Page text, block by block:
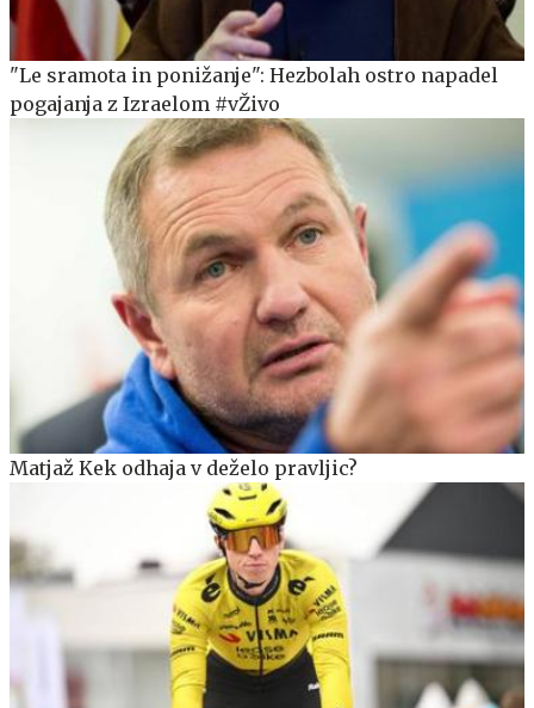
"Le sramota in ponižanje": Hezbolah ostro napadel
pogajanja z Izraelom #vŽivo
Matjaž Kek odhaja v deželo pravljic?